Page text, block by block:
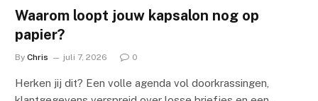
Waarom loopt jouw kapsalon nog op
papier?
By Chris juli 7, 2026 0
Herken jij dit? Een volle agenda vol doorkrassingen,